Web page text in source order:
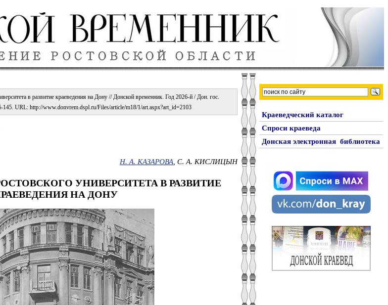
в развитие краеведения на Дону // Донской временник. Год 2026-й / Дон. гос.
URL: http://www.donvrem.dspl.ru/Files/article/m18/1/art.aspx?art_id=2103
Н. А. КАЗАРОВА , С. А. КИСЛИЦЫН
УНИВЕРСИТЕТА В РАЗВИТИЕ
НА ДОНУ
Краеведческий каталог
Спроси краеведа
Донская электронная библиотека